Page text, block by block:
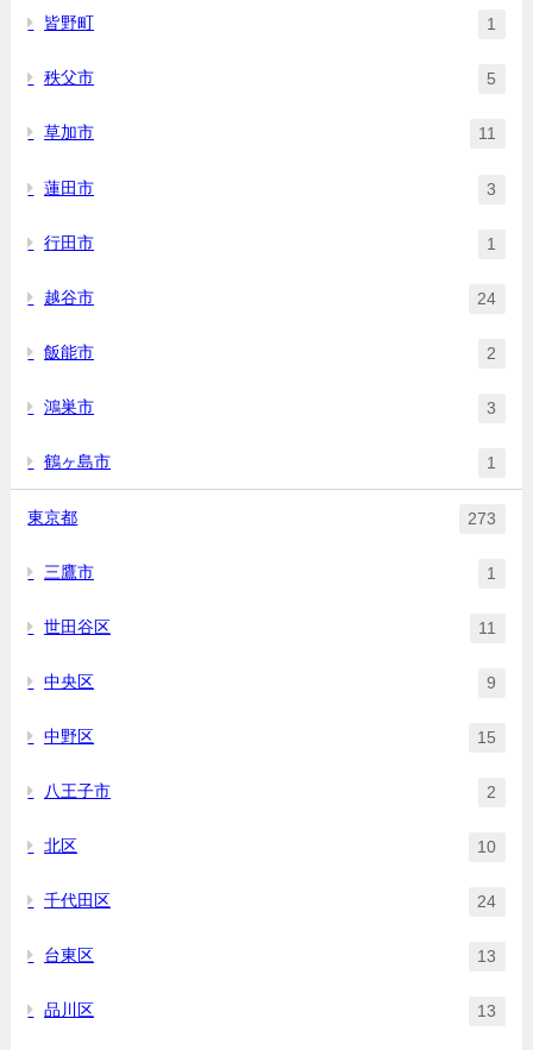
皆野町 1
秩父市 5
草加市 11
蓮田市 3
行田市 1
越谷市 24
飯能市 2
鴻巣市 3
鶴ヶ島市 1
東京都 273
三鷹市 1
世田谷区 11
中央区 9
中野区 15
八王子市 2
北区 10
千代田区 24
台東区 13
品川区 13